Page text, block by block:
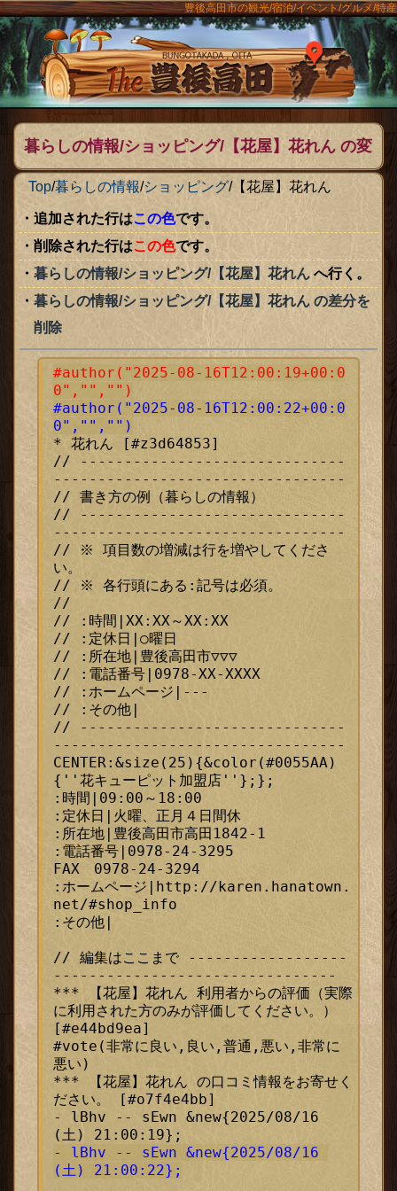
豊後高田市の観光/宿泊/イベント/グルメ/特産
The豊後
暮らしの情報/ショッピング/【花屋】花れん の変
更点
Top/暮らしの情報/ショッピング/【花屋】花れん
追加された行はこの色です。
削除された行はこの色です。
暮らしの情報/ショッピング/【花屋】花れん へ行く。
暮らしの情報/ショッピング/【花屋】花れん の差分を
削除
#author("2025-08-16T12:00:19+00:0
0","","")
#author("2025-08-16T12:00:22+00:0
0","","")
* 花れん [#z3d64853]
// ------------------------------
---------------------------------
// 書き方の例（暮らしの情報）
// ------------------------------
---------------------------------
// ※ 項目数の増減は行を増やしてくださ
い。
// ※ 各行頭にある:記号は必須。
//
// :時間|XX:XX～XX:XX
// :定休日|○曜日
// :所在地|豊後高田市▽▽▽
// :電話番号|0978-XX-XXXX
// :ホームページ|---
// :その他|
// ------------------------------
---------------------------------
CENTER:&size(25){&color(#0055AA)
{''花キューピット加盟店''};};
:時間|09:00～18:00
:定休日|火曜、正月４日間休
:所在地|豊後高田市高田1842-1
:電話番号|0978-24-3295
FAX　0978-24-3294
:ホームページ|http://karen.hanatown.
net/#shop_info
:その他|
// 編集はここまで ------------------
--------------------------------
*** 【花屋】花れん 利用者からの評価（実際
に利用された方のみが評価してください。）
[#e44bd9ea]
#vote(非常に良い,良い,普通,悪い,非常に
悪い)
*** 【花屋】花れん の口コミ情報をお寄せく
ださい。 [#o7f4e4bb]
- lBhv -- sEwn &new{2025/08/16
- lBhv -- sEwn &new{2025/08/16
(土) 21:00:22};
メニュー